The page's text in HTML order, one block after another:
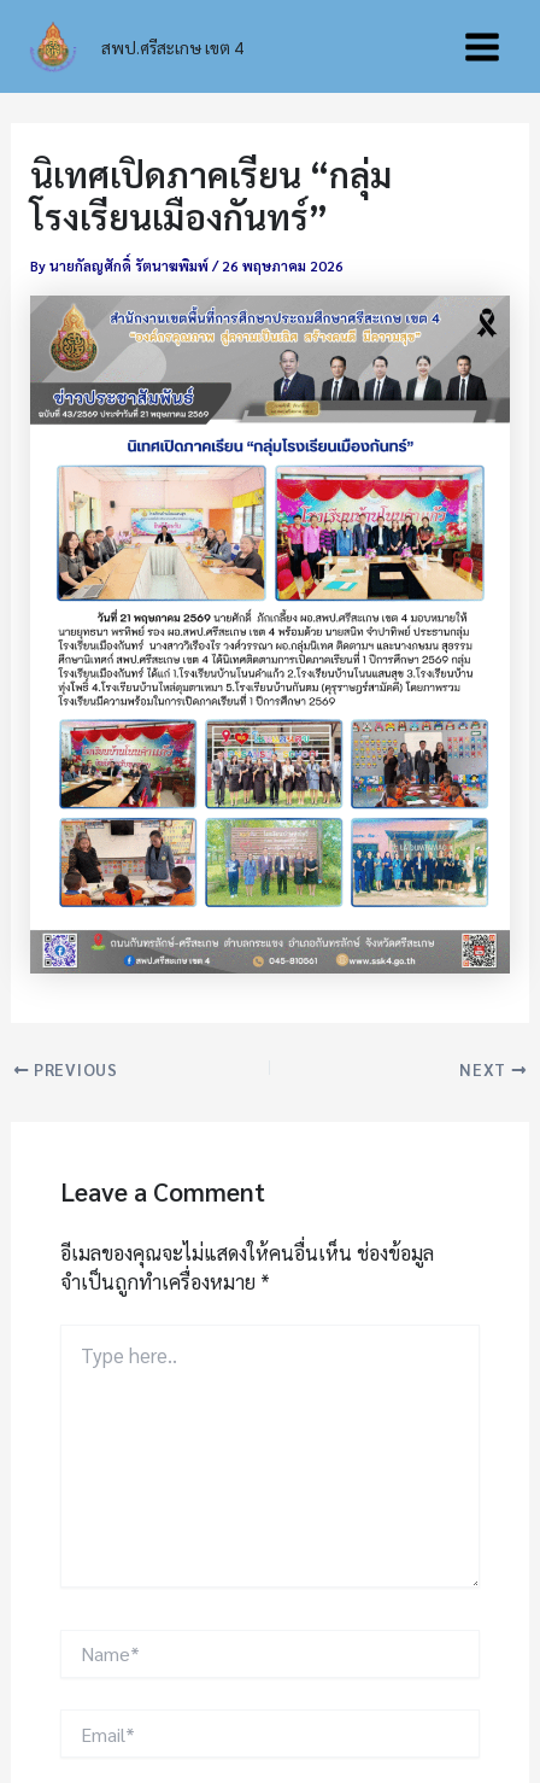
content
สพป.ศรีสะเกษ เขต 4
Main
นิเทศเปิดภาคเรียน “กลุ่ม
โรงเรียนเมืองกันทร์”
Byนายกัลญศักดิ์ รัตนาฆพิมพ์/26 พฤษภาคม 2026
PREVIOUS NEXT
Leave a Comment
อีเมลของคุณจะไม่แสดงให้คนอื่นเห็น ช่องข้อมูล
จำเป็นถูกทำเครื่องหมาย *
here..